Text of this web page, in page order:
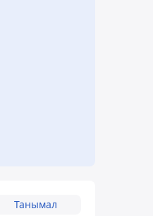
Танымал